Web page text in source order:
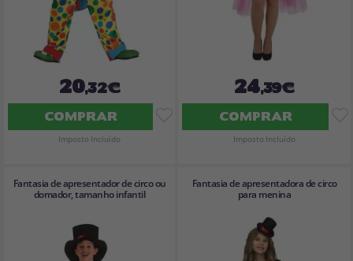
20,32€
COMPRAR
Imposto Incluído
24,39€
COMPRAR
Imposto Incluído
Fantasia de apresentador de circo ou
domador, tamanho infantil
Fantasia de apresentadora de circo
para menina